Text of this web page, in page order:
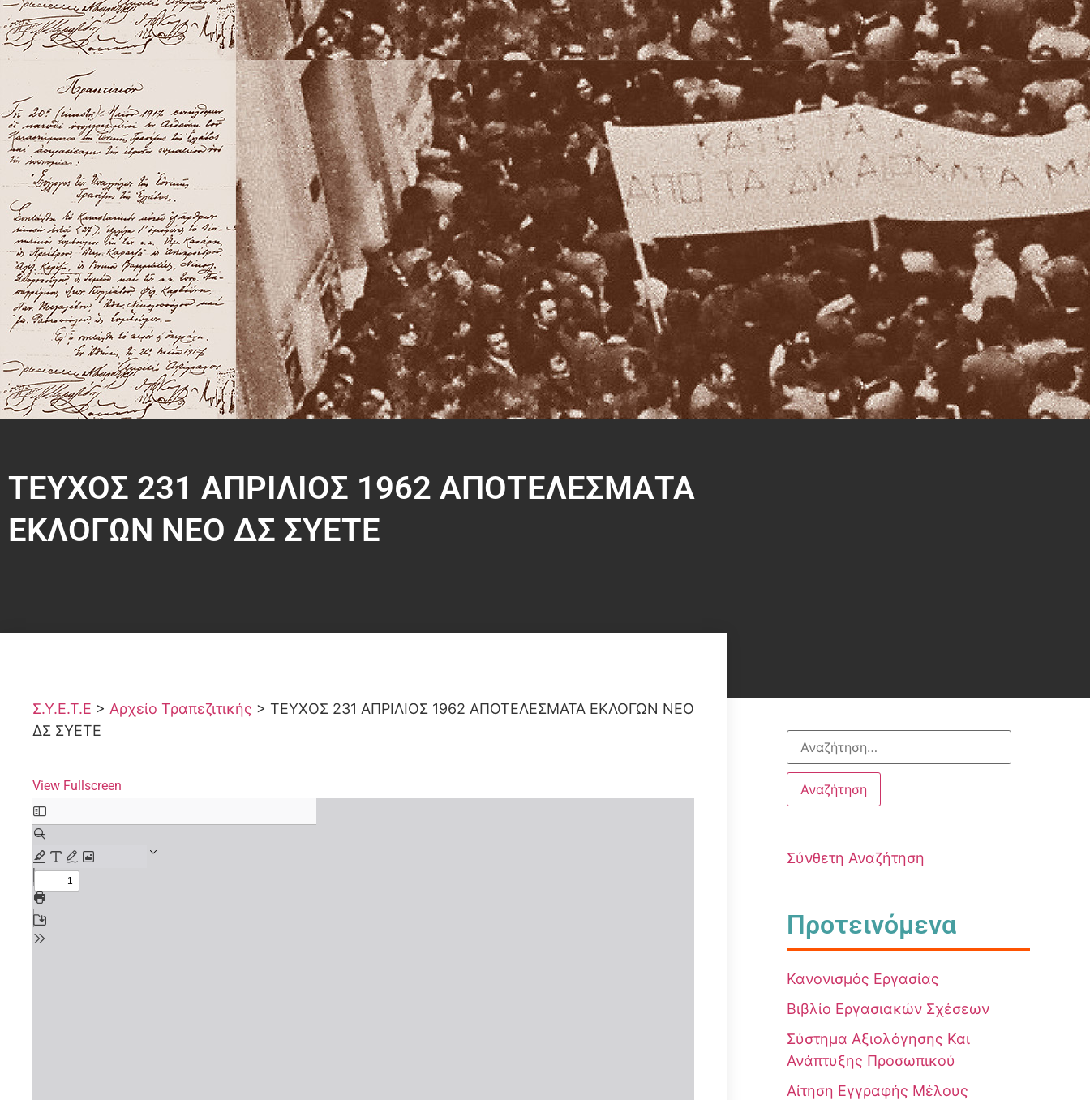
ΤΕΥΧΟΣ 231 ΑΠΡΙΛΙΟΣ 1962 ΑΠΟΤΕΛΕΣΜΑΤΑ
ΕΚΛΟΓΩΝ ΝΕΟ ΔΣ ΣΥΕΤΕ
Σ.Υ.Ε.Τ.Ε > Αρχείο Τραπεζιτικής > ΤΕΥΧΟΣ 231 ΑΠΡΙΛΙΟΣ 1962 ΑΠΟΤΕΛΕΣΜΑΤΑ ΕΚΛΟΓΩΝ ΝΕΟ
ΔΣ ΣΥΕΤΕ
View Fullscreen
Σύνθετη Αναζήτηση
Προτεινόμενα
Κανονισμός Εργασίας
Βιβλίο Εργασιακών Σχέσεων
Σύστημα Αξιολόγησης Και
Ανάπτυξης Προσωπικού
Αίτηση Εγγραφής Μέλους